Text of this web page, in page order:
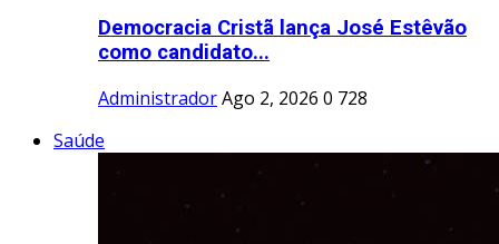
Democracia Cristã lança José Estêvão
como candidato...
AdministradorAgo 2, 2026 0 728
Saúde